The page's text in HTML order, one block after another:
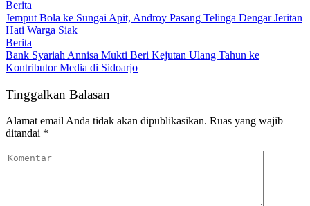
Berita
Jemput Bola ke Sungai Apit, Androy Pasang Telinga Dengar Jeritan
Hati Warga Siak
Berita
Bank Syariah Annisa Mukti Beri Kejutan Ulang Tahun ke
Kontributor Media di Sidoarjo
Tinggalkan Balasan
Alamat email Anda tidak akan dipublikasikan. Ruas yang wajib
ditandai *